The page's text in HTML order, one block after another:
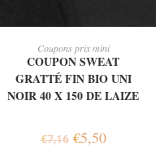
AJOUTER AU PANIER
Coupons prix mini
COUPON SWEAT
GRATTÉ FIN BIO UNI
NOIR 40 X 150 DE LAIZE
€7,16 €5,50